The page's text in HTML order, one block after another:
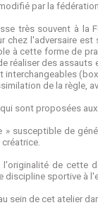
par la
très souvent à la
chez l'adversaire
à cette forme de
réaliser des
de la règle,
sont proposées
susceptible de
de cette
discipline sportive à
sein de cet atelier